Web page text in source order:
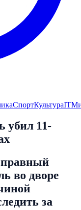
СпортКультураIT
убил 11-
во дворе
за